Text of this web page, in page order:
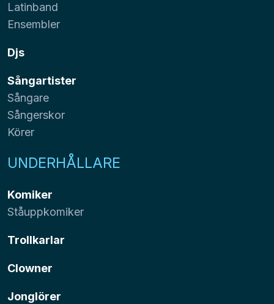
Latinband
Ensembler
Djs
Sångartister
Sångare
Sångerskor
Körer
UNDERHÅLLARE
Komiker
Ståuppkomiker
Trollkarlar
Clowner
Jonglörer